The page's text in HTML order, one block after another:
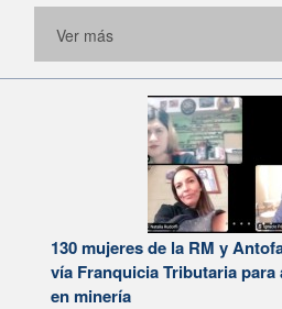
Ver más
130 mujeres de la RM y
vía Franquicia Tributaria para
en minería